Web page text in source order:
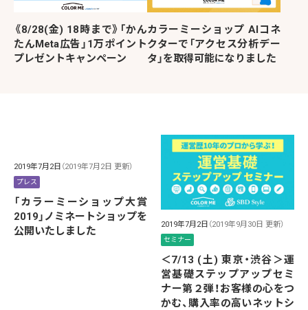
《8/28(金) 18時まで》「かん
たんMeta広告」1万ポイント
プレゼントキャンペーン
カラーミーショップ AIコネ
クターで「アクセス分析デー
タ」を取得可能になりました
2019年7月2日 （2019年7月2日 更新）
プレス
「カラーミーショップ大賞
2019」ノミネートショップを
公開いたしました
2019年7月2日 （2019年9月30日 更新）
セミナー
＜7/13 (土) 東京・渋谷＞運
営基礎ステップアップセミ
ナー第２弾！お客様の心をつ
かむ、購入率の高いネットシ